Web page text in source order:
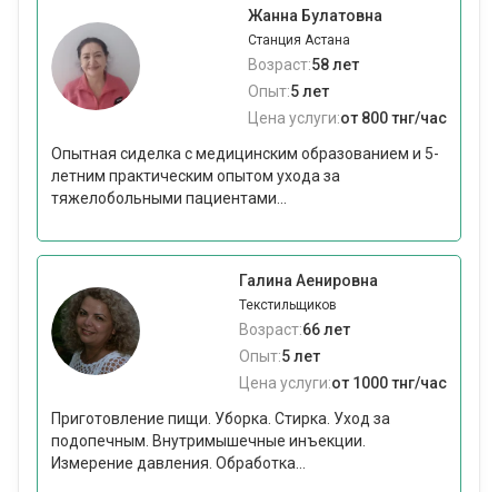
Жанна Булатовна
Станция Астана
Возраст:58 лет
Опыт:5 лет
Цена услуги:от 800 тнг/час
Опытная сиделка с медицинским образованием и 5-
летним практическим опытом ухода за
тяжелобольными пациентами...
Галина Аенировна
Текстильщиков
Возраст:66 лет
Опыт:5 лет
Цена услуги:от 1000 тнг/час
Приготовление пищи. Уборка. Стирка. Уход за
подопечным. Внутримышечные инъекции.
Измерение давления. Обработка...